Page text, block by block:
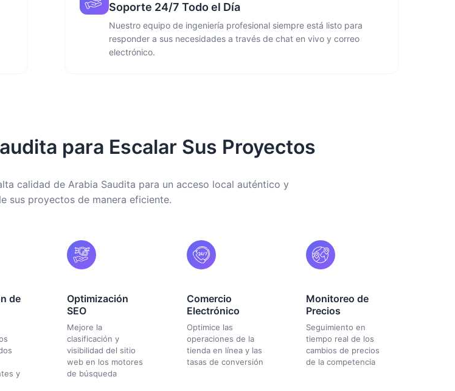
Soporte 24/7 Todo el Día
Nuestro equipo de ingeniería profesional siempre está listo para
responder a sus necesidades a través de chat en vivo y correo
electrónico.
para Escalar Sus Proyectos
calidad de Arabia Saudita para un acceso local auténtico y
sus proyectos de manera eficiente.
de
y
Optimización
SEO
Mejore la
clasificación y
visibilidad del sitio
web en los motores
de búsqueda
Comercio
Electrónico
Optimice las
operaciones de la
tienda en línea y las
tasas de conversión
Monitoreo de
Precios
Seguimiento en
tiempo real de los
cambios de precios
de la competencia